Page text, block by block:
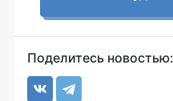
Поделитесь новостью: